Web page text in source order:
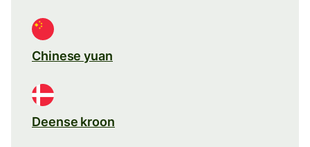
Chinese yuan
Deense kroon